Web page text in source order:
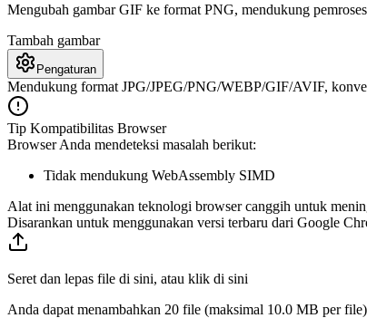
Mengubah gambar GIF ke format PNG, mendukung
Tambah gambar
Pengaturan
Mendukung format JPG/JPEG/PNG/WEBP/GIF/AVIF,
Tip Kompatibilitas Browser
Browser Anda mendeteksi masalah berikut:
Tidak mendukung WebAssembly SIMD
Alat ini menggunakan teknologi browser canggih untuk
Disarankan untuk menggunakan versi terbaru dari Google
Seret dan lepas file di sini, atau klik di sini
Anda dapat menambahkan 20 file (maksimal 10.0 MB per file)